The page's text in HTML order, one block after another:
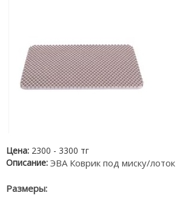
Цена: 2300 - 3300 тг
Описание: ЭВА Коврик под миску/лоток
Размеры: